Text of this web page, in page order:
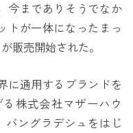
今までありそうでなか
トが一体になったまっ
販売開始された。
に通用するブランドを
株式会社マザーハウ
ングラデシュをはじ